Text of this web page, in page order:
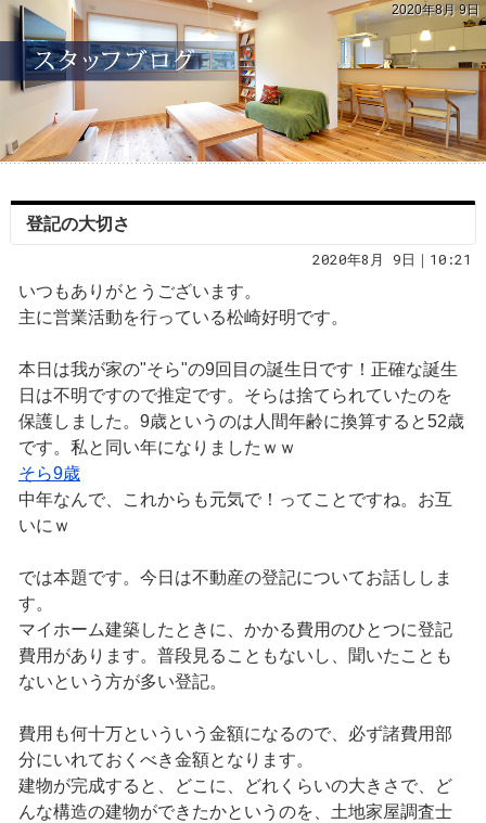
2020年8月 9日
登記の大切さ
2020年8月 9日｜10:21
いつもありがとうございます。
主に営業活動を行っている松崎好明です。
本日は我が家の"そら"の9回目の誕生日です！正確な誕生
日は不明ですので推定です。そらは捨てられていたのを
保護しました。9歳というのは人間年齢に換算すると52歳
です。私と同い年になりましたｗｗ
そら9歳
中年なんで、これからも元気で！ってことですね。お互
いにｗ
では本題です。今日は不動産の登記についてお話ししま
す。
マイホーム建築したときに、かかる費用のひとつに登記
費用があります。普段見ることもないし、聞いたことも
ないという方が多い登記。
費用も何十万といういう金額になるので、必ず諸費用部
分にいれておくべき金額となります。
建物が完成すると、どこに、どれくらいの大きさで、ど
んな構造の建物ができたかというのを、土地家屋調査士